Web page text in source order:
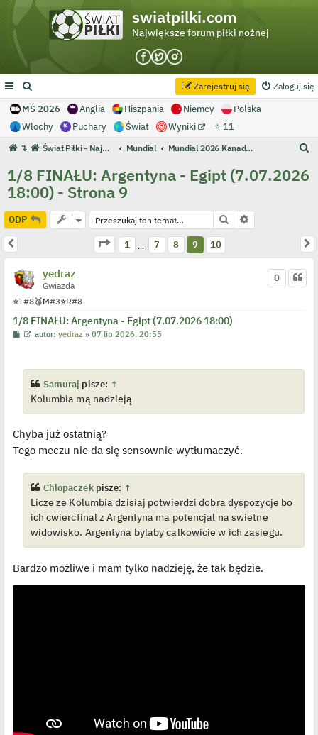
swiatpilki.com
Największe forum piłki nożnej
Zaloguj się
Zarejestruj się
MŚ 2026 Anglia Hiszpania Niemcy
Polska
Włochy
Puchary Świat Wyniki ⭐ 11
↴ Świat Piłki - Największe forum piłki nożnej Mundial Mundial 2026 Kanada/Meksyk/USA
1/8 FINAŁU: Argentyna - Egipt (7.07.2026
18:00) - Strona 9
ODP Szukaj
Strona
z 10
1 … 7 8 9 10
yedraz
Gwiazda
⭐T#8🥉M#3⭐R#8
1/8 FINAŁU: Argentyna - Egipt (7.07.2026 18:00)
0
P
W
i
e
t
l
o
e
y
c
z
y
p
o
s
autor:yedraz »07 lip 2026, 20:55
Samuraj pisze: ↑
Kolumbia mą nadzieją
Chyba już ostatnią?
Tego meczu nie da się sensownie wytłumaczyć.
Chlopaczekpisze: ↑
Licze ze Kolumbia dzisiaj potwierdzi dobra dyspozycje bo
ich cwiercfinal z Argentyna ma potencjal na swietne
widowisko. Argentyna bylaby calkowicie w ich zasiegu.
Bardzo możliwe i mam tylko nadzieję, że tak będzie.